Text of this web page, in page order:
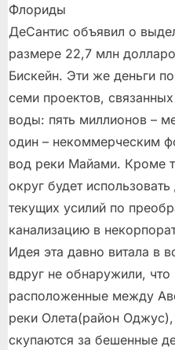
Флориды
ДеСантис объявил о
размере 22,7 млн
Бискейн. Эти же деньги
семи проектов,
воды: пять миллионов –
один – некоммерческим
вод реки Майами. Кроме
округ будет
текущих усилий по
канализацию в
Идея эта давно витала в
вдруг не обнаружили, что
расположенные между
реки Олета(район
скупаются за бешенные